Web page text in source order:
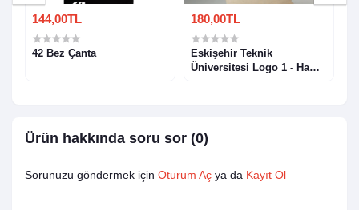
144,00TL
42 Bez Çanta
180,00TL
Eskişehir Teknik
Üniversitesi Logo 1 - Ham
Ürün hakkında soru sor (0)
Sorunuzu göndermek için Oturum Aç ya da Kayıt Ol